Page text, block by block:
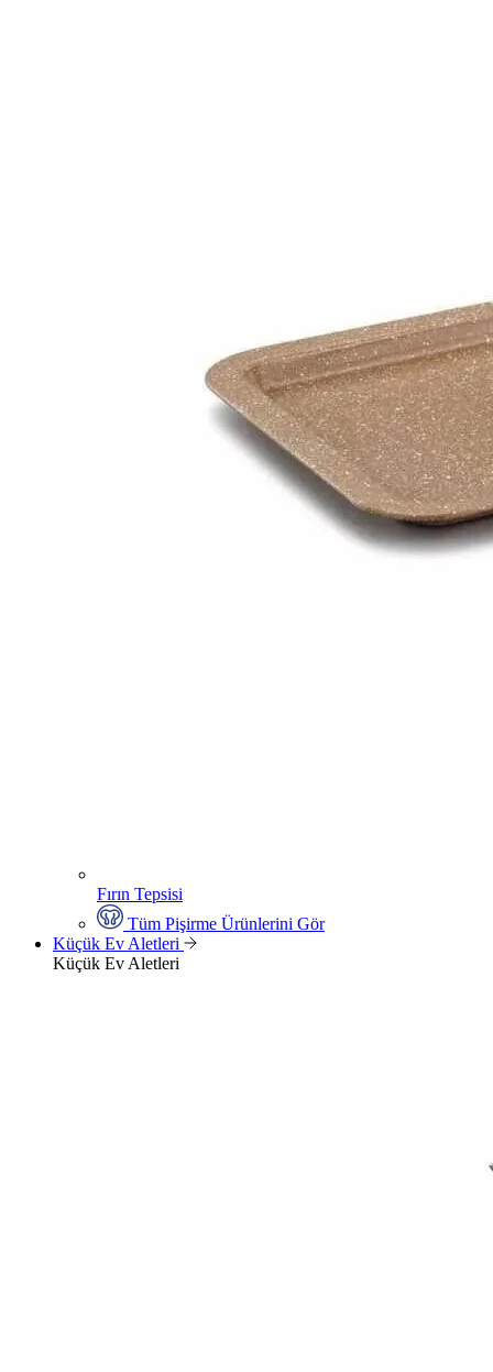
Fırın Tepsisi
Tüm Pişirme Ürünlerini Gör
Küçük Ev Aletleri
Küçük Ev Aletleri